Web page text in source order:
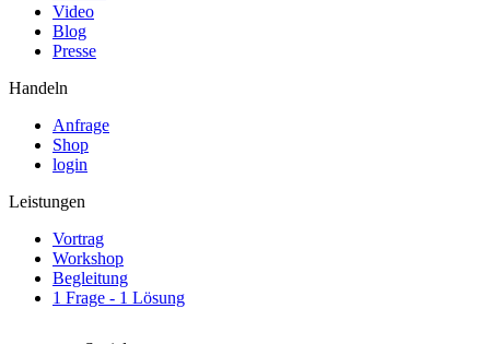
Video
Blog
Presse
Handeln
Anfrage
Shop
login
Leistungen
Vortrag
Workshop
Begleitung
1 Frage - 1 Lösung